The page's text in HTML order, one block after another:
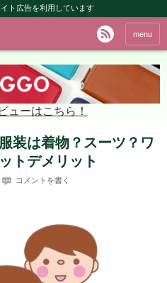
ト広告を利用しています
menu
ューはこちら！
装は着物？スーツ？ワ
トデメリット
コメントを書く